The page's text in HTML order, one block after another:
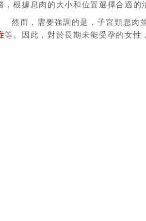
，根據息肉的大小和位置選擇合適的
然而，需要強調的是，子宮頸息肉
等。因此，對於長期未能受孕的女性